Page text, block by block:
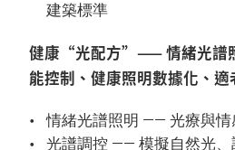
建築標準
健康“光配方”—— 情緒光譜
能控制、健康照明數據化、適
情緒光譜照明 —— 光療與情
光譜調控 —— 模擬自然光、